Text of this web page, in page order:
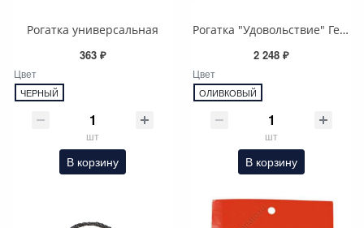
Рогатка универсальная
363 ₽
Цвет
ЧЕРНЫЙ
шт
В корзину
Рогатка "Удовольствие" Германия
2 248 ₽
Цвет
ОЛИВКОВЫЙ
шт
В корзину